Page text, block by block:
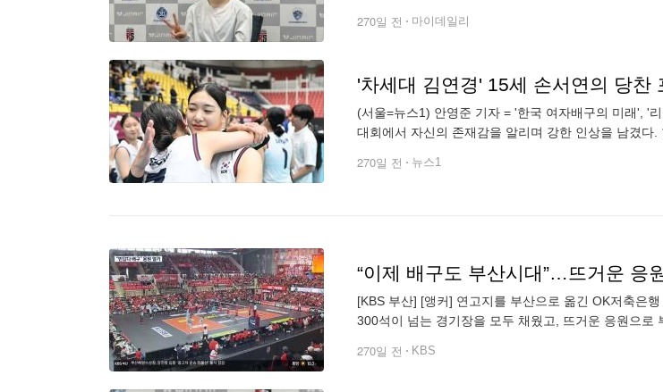
270일 전 마이데일리
'차세대 김연경' 15세 손서연의 당찬
(서울=뉴스1) 안영준 기자 = '한국 여자배구의 미래', '
대회에서 자신의 존재감을 알리며 강한 인상을 남겼다
270일 전 뉴스1
“이제 배구도 부산시대”…뜨거운 응
[KBS 부산] [앵커] 연고지를 부산으로 옮긴 OK저축은
300석이 넘는 경기장을 모두 채웠고, 뜨거운 응원으로
270일 전 KBS